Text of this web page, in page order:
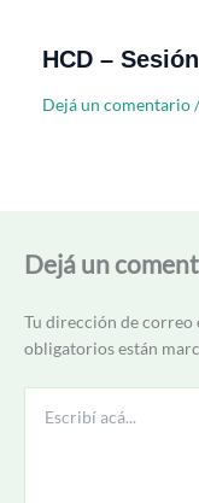
HCD –
Dejá un comentario/
Dejá un
Tu dirección de
obligatorios están
acá...